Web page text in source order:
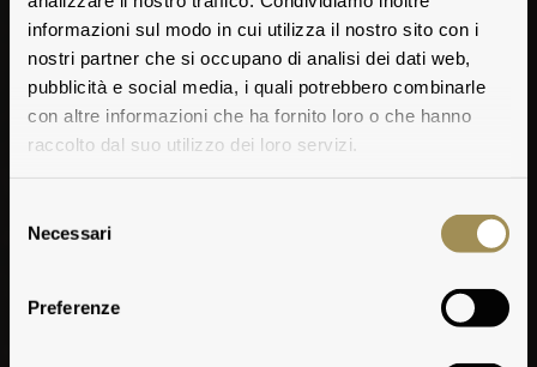
informazioni sul modo in cui utilizza il nostro sito con i
nostri partner che si occupano di analisi dei dati web,
pubblicità e social media, i quali potrebbero combinarle
con altre informazioni che ha fornito loro o che hanno
raccolto dal suo utilizzo dei loro servizi.
delNecessari
Preferenze